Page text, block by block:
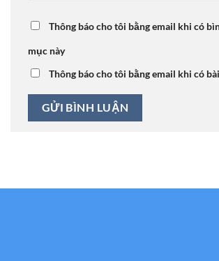
Thông báo cho tôi bằng email khi có
mục này
Thông báo cho tôi bằng email khi có